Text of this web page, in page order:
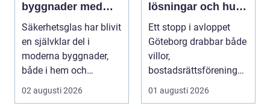
byggnader med
smarta
glaslösningar
Säkerhetsglas har blivit
en självklar del i
moderna byggnader,
både i hem och
offentliga miljöer. I ...
02 augusti 2026
lösningar och hur
problem kan
undvikas
Ett stopp i avloppet
Göteborg drabbar både
villor,
bostadsrättsföreningar
och h...
01 augusti 2026